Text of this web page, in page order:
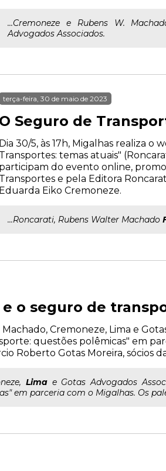
...Cremoneze e Rubens W.
Advogados Associados.
terça-feira, 30 de maio de 2023
O Seguro de
Dia 30/5, às 17h, Migalhas realiza
Transportes: temas atuais"
participam do evento online,
Transportes e pela Editora
Eduarda Eiko Cremoneze.
...Roncarati, Rubens Walter Machado
o seguro de
Machado, Cremoneze, Lima e
questões polêmicas" em
Roberto Gotas Moreira, sócios
Lima e Gotas Advogados
em parceria com o Migalhas. Os